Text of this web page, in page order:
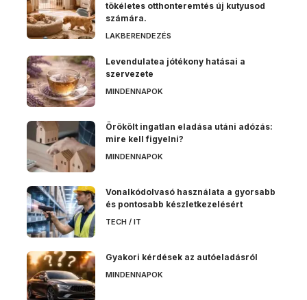
tökéletes otthonteremtés új kutyusod
számára.
LAKBERENDEZÉS
Levendulatea jótékony hatásai a
szervezete
MINDENNAPOK
Örökölt ingatlan eladása utáni adózás:
mire kell figyelni?
MINDENNAPOK
Vonalkódolvasó használata a gyorsabb
és pontosabb készletkezelésért
TECH / IT
Gyakori kérdések az autóeladásról
MINDENNAPOK